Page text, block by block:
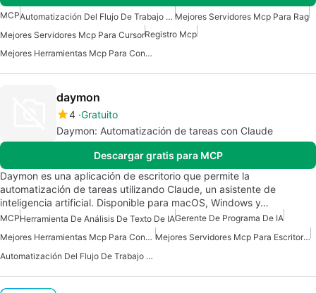
MCP Automatización Del Flujo De Trabajo Del Servidor Mcp Mejores Servidores Mcp Para Rag
Mejores Servidores Mcp Para CursorRegistro Mcp
Mejores Herramientas Mcp Para Conectarse A Datos
daymon
4 Gratuito
Daymon: Automatización de tareas con Claude
Descargar gratis para MCP
Daymon es una aplicación de escritorio que permite la
automatización de tareas utilizando Claude, un asistente de
inteligencia artificial. Disponible para macOS, Windows y…
MCPHerramienta De Análisis De Texto De IAGerente De Programa De IA
Mejores Herramientas Mcp Para Construir Agentes De Ia
Mejores Servidores Mcp Para Escritorio Claude
Automatización Del Flujo De Trabajo Del Servidor Mcp